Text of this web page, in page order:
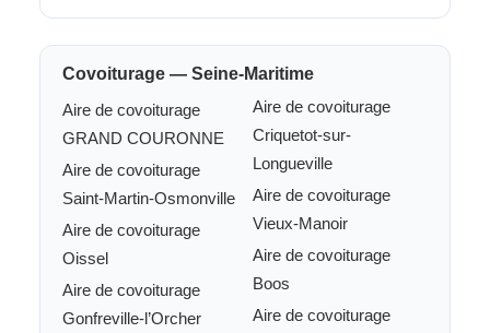
Covoiturage — Seine-Maritime
Aire de covoiturage
GRAND COURONNE
Aire de covoiturage
Saint-Martin-Osmonville
Aire de covoiturage
Oissel
Aire de covoiturage
Gonfreville-l’Orcher
Aire de covoiturage
Criquetot-sur-
Longueville
Aire de covoiturage
Vieux-Manoir
Aire de covoiturage
Boos
Aire de covoiturage